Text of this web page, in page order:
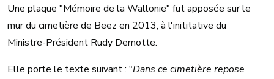
Une plaque "Mémoire de la Wallonie" fut apposée sur le
mur du cimetière de Beez en 2013, à l'inititative du
Ministre-Président Rudy Demotte.
Elle porte le texte suivant : "Dans ce cimetière repose